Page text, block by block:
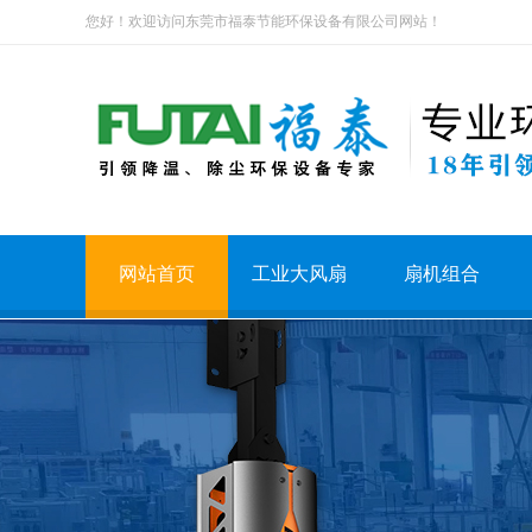
您好！欢迎访问东莞市福泰节能环保设备有限公司网站！
网站首页 工业大风扇 扇机组合